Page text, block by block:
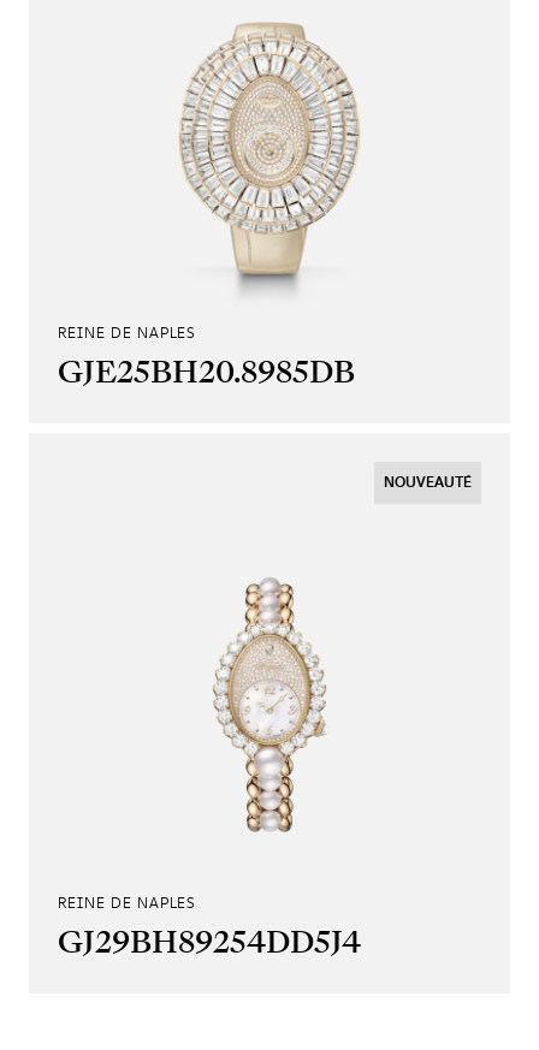
REINE DE NAPLES
GJE25BH20.8985DB
REINE DE NAPLES
GJ29BH89254DD5J4
NOUVEAUTÉ